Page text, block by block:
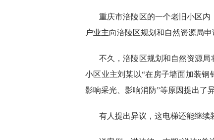
重庆市涪陵区的一个老旧小区
户业主向涪陵区规划和自然资源局申
不久，涪陵区规划和自然资源局
小区业主刘某以“在房子墙面加装钢
影响采光、影响消防”等原因提出了异
有人提出异议，这电梯还能继续